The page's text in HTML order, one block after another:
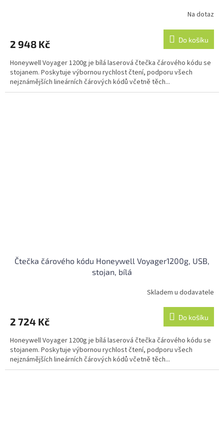
je
z
5
hvězdiček.
Na dotaz
2 948 Kč Do košíku
Honeywell Voyager 1200g je bílá laserová čtečka čárového kódu se
stojanem. Poskytuje výbornou rychlost čtení, podporu všech
nejznámějších lineárních čárových kódů včetně těch...
Čtečka čárového kódu Honeywell Voyager1200g, USB,
stojan, bílá
je
z
5
hvězdiček.
Skladem u dodavatele
2 724 Kč Do košíku
Honeywell Voyager 1200g je bílá laserová čtečka čárového kódu se
stojanem. Poskytuje výbornou rychlost čtení, podporu všech
nejznámějších lineárních čárových kódů včetně těch...